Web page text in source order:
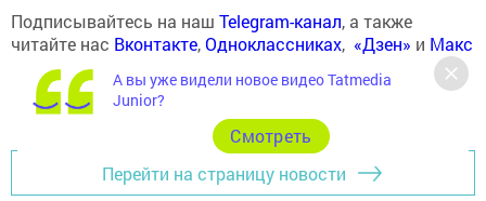
Подписывайтесь на наш Telegram-канал, а также
читайте нас Вконтакте,Одноклассниках, «Дзен» и Макс
Перейти на страницу новости
А вы уже видели новое видео Tatmedia
Junior?
Cмотреть